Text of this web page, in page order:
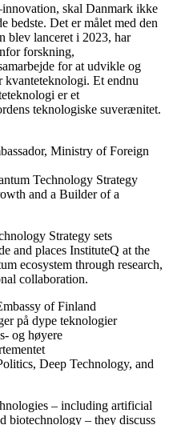
skal Danmark ikke
Det er målet med den
blev lanceret i 2023, har
forskning,
for at udvikle og
kvanteteknologi. Et endnu
er et
teknologiske suverænitet.
Ministry of Foreign
Technology Strategy
and a Builder of a
Strategy sets
and places InstituteQ at the
ecosystem through research,
collaboration.
of Finland
på dype teknologier
og høyere
Deep Technology, and
– including artificial
biotechnology – they discuss